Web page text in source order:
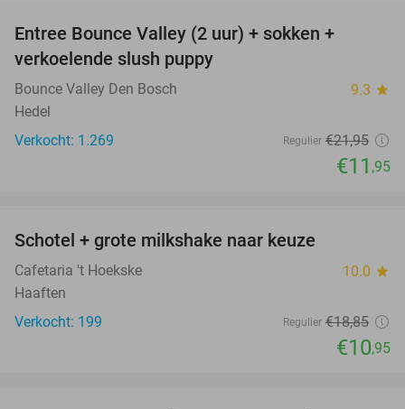
Entree Bounce Valley (2 uur) + sokken +
verkoelende slush puppy
Bounce Valley Den Bosch 9.3 star
Hedel
Verkocht: 1.269
Regulier €21,95
€11 ,95
Schotel + grote milkshake naar keuze
Cafetaria 't Hoekske 10.0 star
Haaften
Verkocht: 199
Regulier €18,85
€10,95